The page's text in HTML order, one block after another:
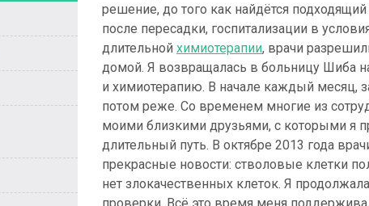
решение, до того как найдётся
после пересадки, госпитализации в
длительной химиотерапии, врачи
домой. Я возвращалась в больницу Шиба
и химиотерапию. В начале каждый месяц,
потом реже. Со временем многие из
моими близкими друзьями, с которыми я
длительный путь. В октябре 2013 года
прекрасные новости: стволовые клетки
нет злокачественных клеток. Я